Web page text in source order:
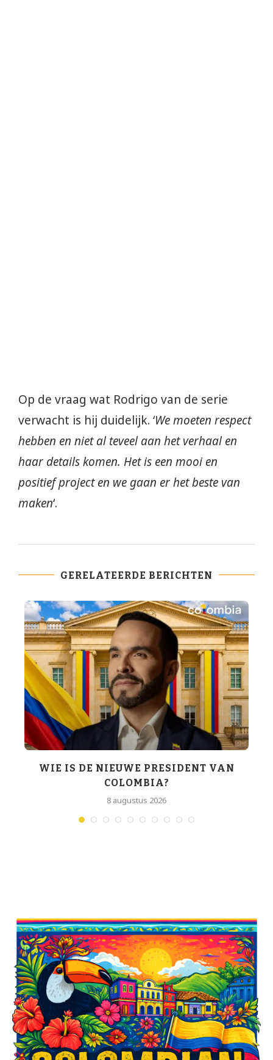
Op de vraag wat Rodrigo van de serie
verwacht is hij duidelijk. ‘We moeten respect
hebben en niet al teveel aan het verhaal en
haar details komen. Het is een mooi en
positief project en we gaan er het beste van
maken‘.
GERELATEERDE BERICHTEN
WIE IS DE NIEUWE PRESIDENT VAN
COLOMBIA?
8 augustus 2026